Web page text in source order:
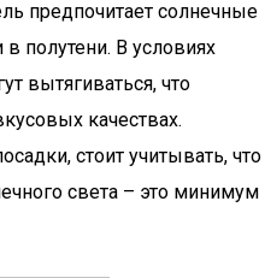
предпочитает солнечные
полутени. В условиях
вытягиваться, что
качествах.
стоит учитывать, что
света – это минимум